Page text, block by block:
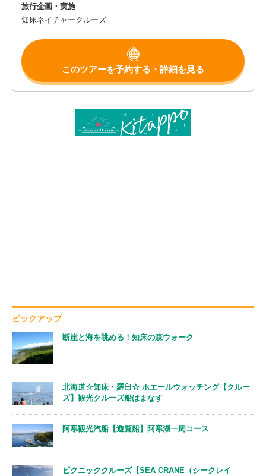
旅行企画・実施
知床ネイチャークルーズ
このツアーを予約する・詳細を見る
ピックアップ
断崖と海を眺める！知床の森ウォーク
北海道☆知床・羅臼☆ ホエールウォッチング【クルー
ズ】観光クルーズ船はまなす
阿寒観光汽船【遊覧船】阿寒湖一周コース
ピクニッククルーズ【SEA CRANE（シークレイ